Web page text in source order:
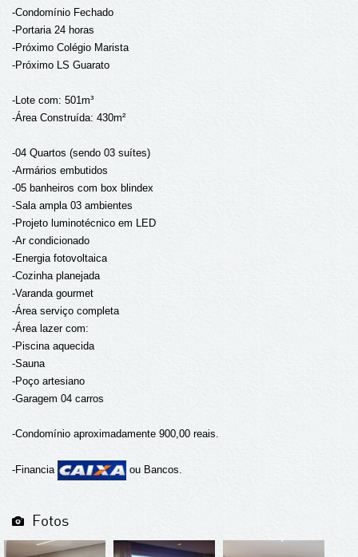
-Condomínio Fechado
-Portaria 24 horas
-Próximo Colégio Marista
-Próximo LS Guarato
-Lote com: 501m³
-Área Construída: 430m²
-04 Quartos (sendo 03 suítes)
-Armários embutidos
-05 banheiros com box blindex
-Sala ampla 03 ambientes
-Projeto luminotécnico em LED
-Ar condicionado
-Energia fotovoltaica
-Cozinha planejada
-Varanda gourmet
-Área serviço completa
-Área lazer com:
-Piscina aquecida
-Sauna
-Poço artesiano
-Garagem 04 carros
-Condomínio aproximadamente 900,00 reais.
-Financia ou Bancos.
Fotos